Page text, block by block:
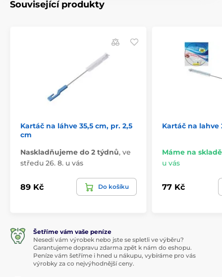
Související produkty
Kartáč na láhve 35,5 cm, pr. 2,5
cm
Naskladňujeme do 2 týdnů, ve
středu 26. 8. u vás
89 Kč Do košíku
Kartáč na lahve
Máme na skladě
u vás
77 Kč
Šetříme vám vaše peníze
Nesedí vám výrobek nebo jste se spletli ve výběru?
Garantujeme dopravu zdarma zpět k nám do eshopu.
Peníze vám šetříme i hned u nákupu, vybíráme pro vás
výrobky za co nejvýhodnější ceny.